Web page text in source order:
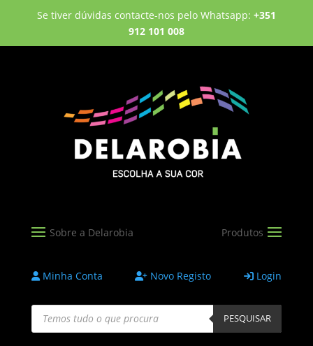
Se tiver dúvidas contacte-nos pelo Whatsapp: +351
912 101 008
Minha Conta Novo Registo Login
Products
search PESQUISAR